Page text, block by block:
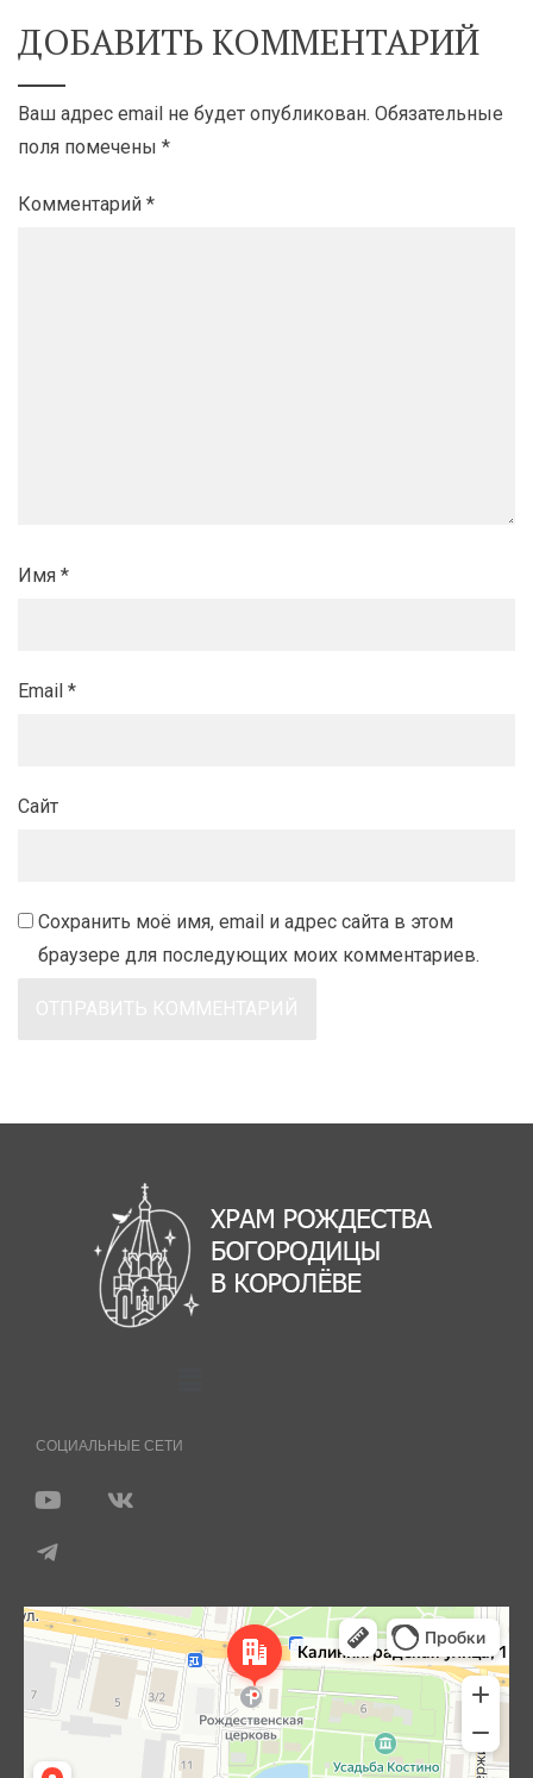
ДОБАВИТЬ КОММЕНТАРИЙ
Ваш адрес email не будет опубликован. Обязательные
поля помечены *
Комментарий *
Имя *
Email *
Сайт
Сохранить моё имя, email и адрес сайта в этом
браузере для последующих моих комментариев.
СОЦИАЛЬНЫЕ СЕТИ
Королёв
Яндекс Карты — транспорт, навигация, поиск мест